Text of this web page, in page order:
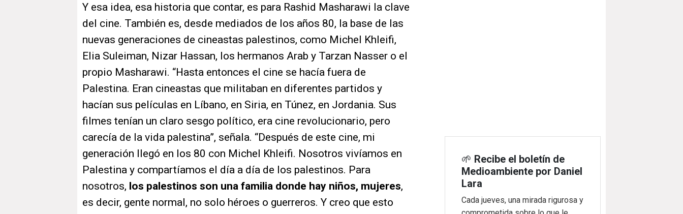
Y esa idea, esa historia que contar, es para Rashid Masharawi la clave
del cine. También es, desde mediados de los años 80, la base de las
nuevas generaciones de cineastas palestinos, como Michel Khleifi,
Elia Suleiman, Nizar Hassan, los hermanos Arab y Tarzan Nasser o el
propio Masharawi. “Hasta entonces el cine se hacía fuera de
Palestina. Eran cineastas que militaban en diferentes partidos y
hacían sus películas en Líbano, en Siria, en Túnez, en Jordania. Sus
filmes tenían un claro sesgo político, era cine revolucionario, pero
carecía de la vida palestina”, señala. “Después de este cine, mi
generación llegó en los 80 con Michel Khleifi. Nosotros vivíamos en
Palestina y compartíamos el día a día de los palestinos. Para
nosotros, los palestinos son una familia donde hay niños, mujeres,
es decir, gente normal, no solo héroes o guerreros. Y creo que esto
🌱 Recibe el boletín de
Medioambiente por Daniel
Lara
Cada jueves, una mirada rigurosa y